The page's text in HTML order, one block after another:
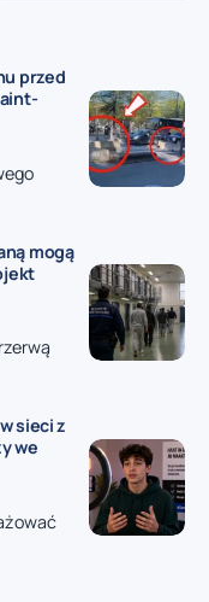
przed
mogą
sieci z
we